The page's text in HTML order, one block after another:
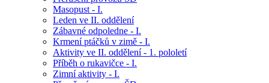
Masopust - I.
Leden ve II. oddělení
Zábavné odpoledne - I.
Krmení ptáčků v zimě - I.
Aktivity ve II. oddělení - 1. pololetí
Příběh o rukavičce - I.
Zimní aktivity - I.